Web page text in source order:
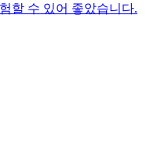
할 수 있어 좋았습니다.